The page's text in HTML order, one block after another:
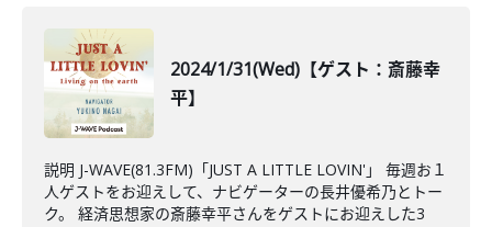
2024/1/31(Wed)【ゲスト：斎藤幸
平】
説明 J-WAVE(81.3FM)「JUST A LITTLE LOVIN'」 毎週お１
人ゲストをお迎えして、ナビゲーターの長井優希乃とトー
ク。 経済思想家の斎藤幸平さんをゲストにお迎えした3